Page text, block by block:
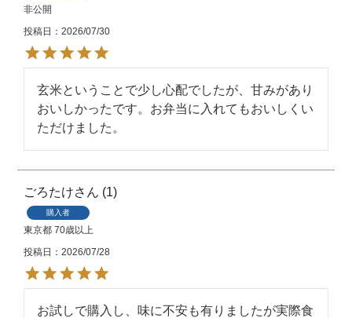
非公開
投稿日
2026/07/30
玄米ということで少し心配でしたが、甘みがあり
おいしかったです。お弁当に入れてもおいしくい
ただけました。
ごろたけ 1
購入者
東京都 70歳以上
投稿日
2026/07/28
お試しで購入し、味に不安も有りましたが実際食